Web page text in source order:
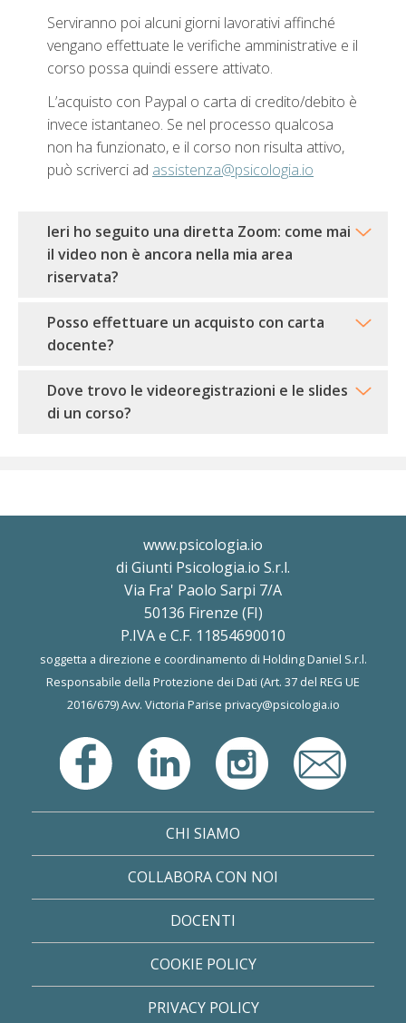
Serviranno poi alcuni giorni lavorativi affinché
vengano effettuate le verifiche amministrative e il
corso possa quindi essere attivato.
L’acquisto con Paypal o carta di credito/debito è
invece istantaneo. Se nel processo qualcosa
non ha funzionato, e il corso non risulta attivo,
può scriverci ad assistenza@psicologia.io
Ieri ho seguito una diretta Zoom: come mai
il video non è ancora nella mia area
riservata?
Posso effettuare un acquisto con carta
docente?
Dove trovo le videoregistrazioni e le slides
di un corso?
www.psicologia.io
di Giunti Psicologia.io S.r.l.
Via Fra' Paolo Sarpi 7/A
50136 Firenze (FI)
P.IVA e C.F. 11854690010
soggetta a direzione e coordinamento di Holding Daniel S.r.l.
Responsabile della Protezione dei Dati (Art. 37 del REG UE
2016/679) Avv. Victoria Parise privacy@psicologia.io
CHI SIAMO
COLLABORA CON NOI
DOCENTI
COOKIE POLICY
PRIVACY POLICY